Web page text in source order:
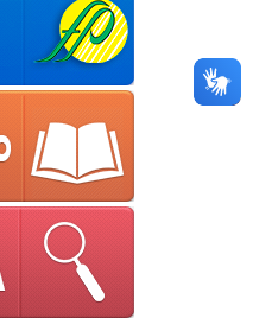
European Commission |